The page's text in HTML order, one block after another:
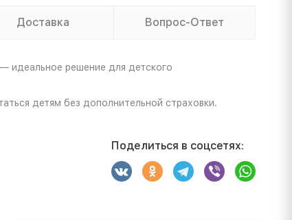
Доставка Вопрос-Ответ
идеальное решение для детского
детям без дополнительной страховки.
Поделиться в соцсетях: